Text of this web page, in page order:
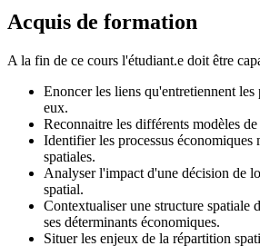
Acquis de formation
A la fin de ce cours l'étudiant.e doit être
Enoncer les liens qu'entretiennent les
eux.
Reconnaitre les différents modèles
Identifier les processus économiques
spatiales.
Analyser l'impact d'une décision de
spatial.
Contextualiser une structure spatiale
ses déterminants économiques.
Situer les enjeux de la répartition